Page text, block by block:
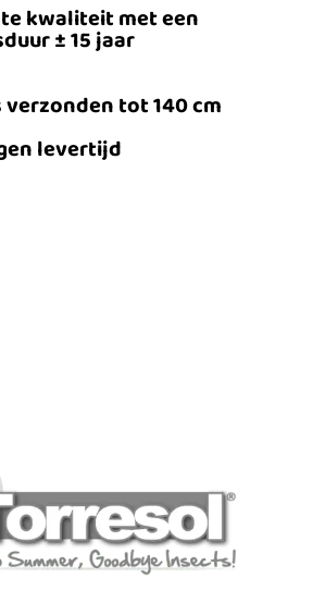
kwaliteit met een
±15 jaar
tot 140 cm
levertijd